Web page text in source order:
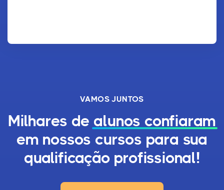
VAMOS JUNTOS
Milhares de alunos confiaram
em nossos cursos para sua
qualificação profissional!